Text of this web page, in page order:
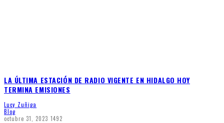
LA ÚLTIMA ESTACIÓN DE RADIO VIGENTE EN HIDALGO HOY
TERMINA EMISIONES
Lucy Zuñiga
Blog
octubre 31, 2023 1492